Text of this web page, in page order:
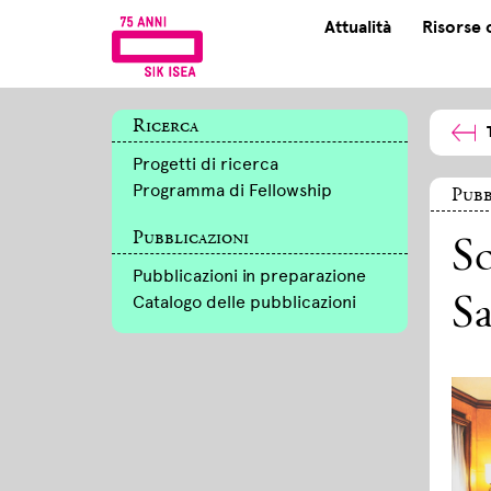
Attualità Risorse
Ricerca
Progetti di ricerca
Programma di Fellowship
Pubblicazioni
Pubblicazioni in preparazione
Catalogo delle pubblicazioni